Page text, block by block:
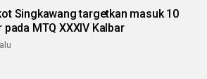
Singkawang targetkan masuk 10
pada MTQ XXXIV Kalbar